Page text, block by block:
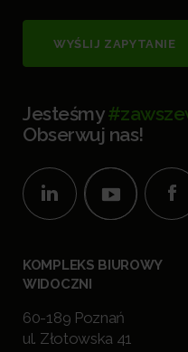
WYŚLIJ ZAPYTANIE
Jesteśmy
Obserwuj nas!
KOMPLEKS BIUROWY
WIDOCZNI
60-189 Poznań
ul. Złotowska 41